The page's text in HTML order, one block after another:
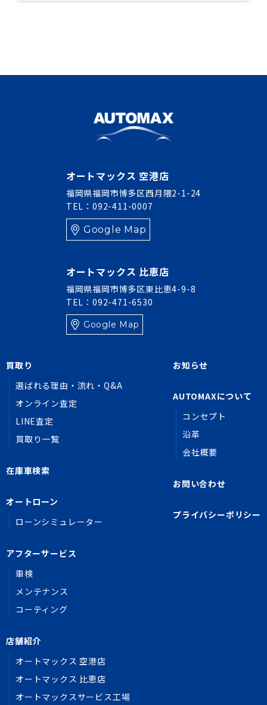
オートマックス 空港店
福岡県福岡市博多区西月隈2-1-24
TEL：092-411-0007
Google Map
オートマックス 比恵店
福岡県福岡市博多区東比恵4-9-8
TEL：092-471-6530
Google Map
買取り
選ばれる理由・流れ・Q&A
オンライン査定
LINE査定
買取り一覧
在庫車検索
オートローン
ローンシミュレーター
アフターサービス
車検
メンテナンス
コーティング
店舗紹介
オートマックス 空港店
オートマックス 比恵店
オートマックスサービス工場
お知らせ
AUTOMAXについて
コンセプト
沿革
会社概要
お問い合わせ
プライバシーポリシー